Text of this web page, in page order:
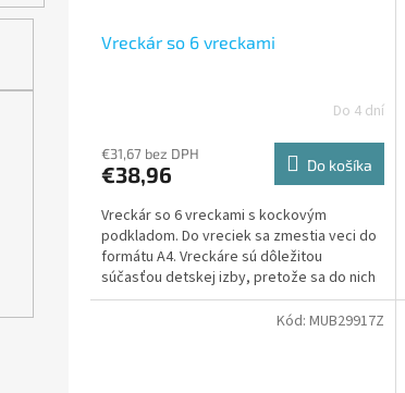
Vreckár so 6 vreckami
Do 4 dní
€31,67 bez DPH
€38,96 Do košíka
Vreckár so 6 vreckami s kockovým
podkladom. Do vreciek sa zmestia veci do
formátu A4. Vreckáre sú dôležitou
súčasťou detskej izby, pretože sa do nich
schová množstvo praktických...
Kód: MUB29917Z